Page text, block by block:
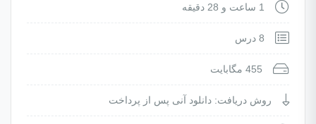
1 ساعت و 28 دقیقه
8 درس
455 مگابایت
روش دریافت: دانلود آنی پس از پرداخت